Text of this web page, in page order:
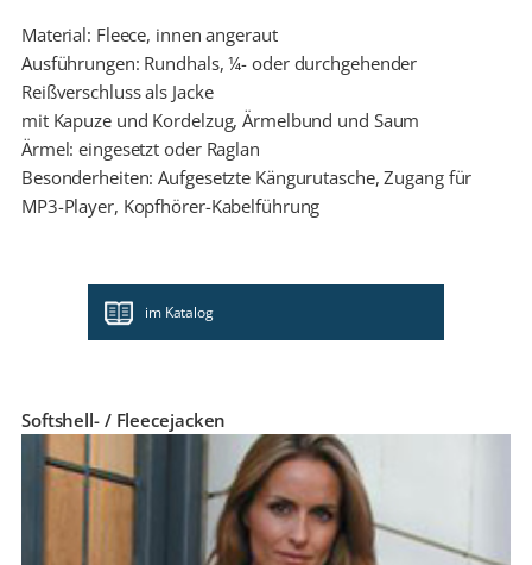
Material: Fleece, innen angeraut
Ausführungen: Rundhals, ¼- oder durchgehender
Reißverschluss als Jacke
mit Kapuze und Kordelzug, Ärmelbund und Saum
Ärmel: eingesetzt oder Raglan
Besonderheiten: Aufgesetzte Kängurutasche, Zugang für
MP3-Player, Kopfhörer-Kabelführung
im Katalog
Softshell- / Fleecejacken